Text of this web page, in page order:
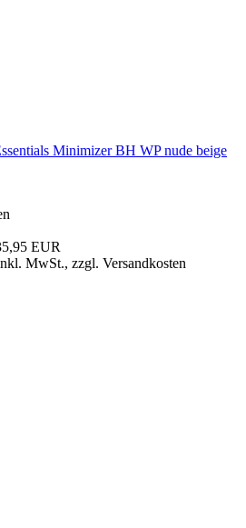
Minimizer BH WP nude beige
EUR
MwSt., zzgl. Versandkosten